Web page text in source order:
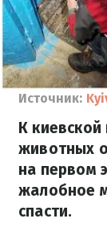
Источник:
К
животных
на первом
жалобное
спасти.